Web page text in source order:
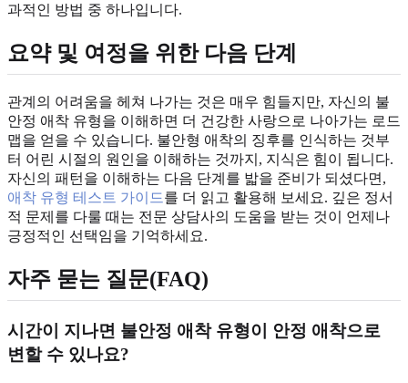
과적인 방법 중 하나입니다.
요약 및 여정을 위한 다음 단계
관계의 어려움을 헤쳐 나가는 것은 매우 힘들지만, 자신의 불
안정 애착 유형을 이해하면 더 건강한 사랑으로 나아가는 로드
맵을 얻을 수 있습니다. 불안형 애착의 징후를 인식하는 것부
터 어린 시절의 원인을 이해하는 것까지, 지식은 힘이 됩니다.
자신의 패턴을 이해하는 다음 단계를 밟을 준비가 되셨다면,
애착 유형 테스트 가이드를 더 읽고 활용해 보세요. 깊은 정서
적 문제를 다룰 때는 전문 상담사의 도움을 받는 것이 언제나
긍정적인 선택임을 기억하세요.
자주 묻는 질문(FAQ)
시간이 지나면 불안정 애착 유형이 안정 애착으로
변할 수 있나요?